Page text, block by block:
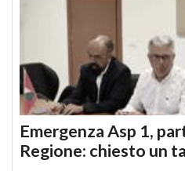
Emergenza Asp 1,
Regione: chiesto un